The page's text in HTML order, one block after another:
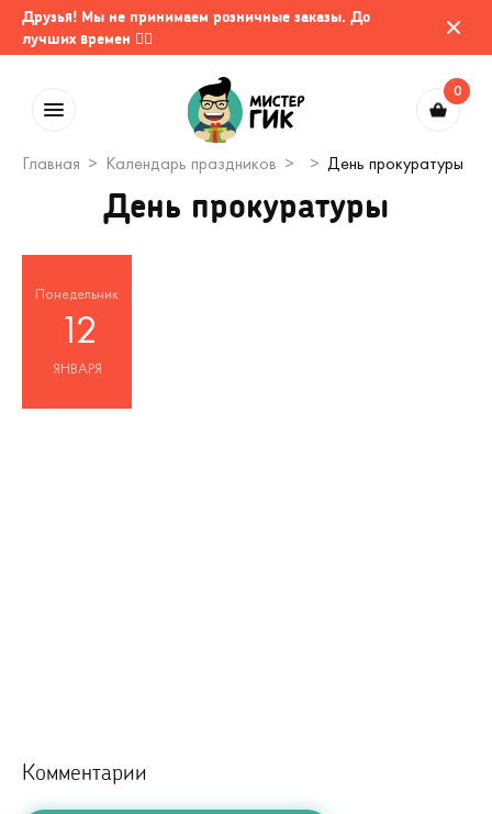
Друзья! Мы не принимаем розничные заказы. До
лучших времен 🤷‍♂️
0
Главная Календарь праздников День прокуратуры
День прокуратуры
Понедельник
12
ЯНВАРЯ
Комментарии